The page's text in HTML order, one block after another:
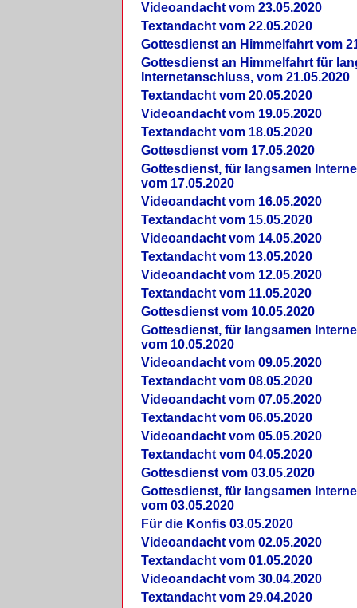
Videoandacht vom 23.05.2020
Textandacht vom 22.05.2020
Gottesdienst an Himmelfahrt vom
Gottesdienst an Himmelfahrt für
Internetanschluss, vom 21.05.2020
Textandacht vom 20.05.2020
Videoandacht vom 19.05.2020
Textandacht vom 18.05.2020
Gottesdienst vom 17.05.2020
Gottesdienst, für langsamen
vom 17.05.2020
Videoandacht vom 16.05.2020
Textandacht vom 15.05.2020
Videoandacht vom 14.05.2020
Textandacht vom 13.05.2020
Videoandacht vom 12.05.2020
Textandacht vom 11.05.2020
Gottesdienst vom 10.05.2020
Gottesdienst, für langsamen
vom 10.05.2020
Videoandacht vom 09.05.2020
Textandacht vom 08.05.2020
Videoandacht vom 07.05.2020
Textandacht vom 06.05.2020
Videoandacht vom 05.05.2020
Textandacht vom 04.05.2020
Gottesdienst vom 03.05.2020
Gottesdienst, für langsamen
vom 03.05.2020
Für die Konfis 03.05.2020
Videoandacht vom 02.05.2020
Textandacht vom 01.05.2020
Videoandacht vom 30.04.2020
Textandacht vom 29.04.2020